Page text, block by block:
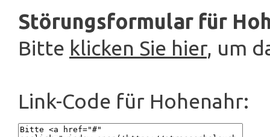
Störungsformular für
Bitte klicken Sie hier, um
Link-Code für Hohenahr: